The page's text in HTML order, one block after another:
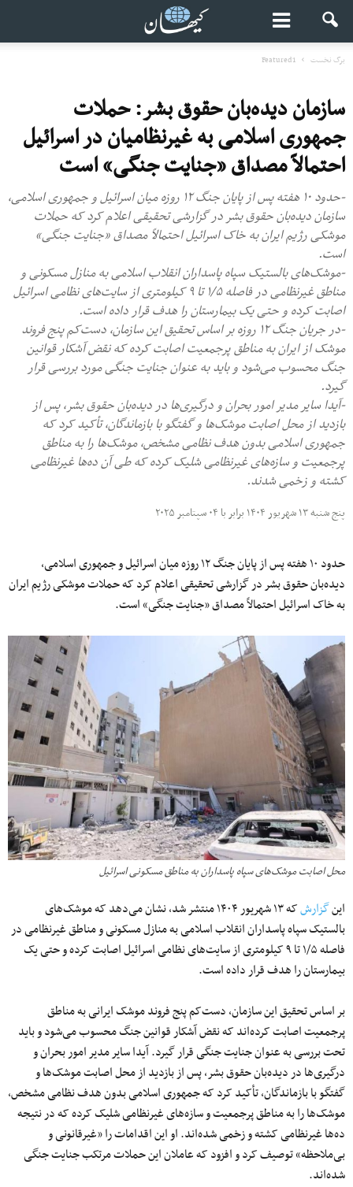
برگ نخست Featured1
سازمان دیده‌بان حقوق بشر: حملات
جمهوری اسلامی به غیرنظامیان در اسرائیل
احتمالاً مصداق «جنایت جنگی» است
-حدود ۱۰ هفته پس از پایان جنگ ۱۲ روزه میان اسرائیل و جمهوری اسلامی،
سازمان دیده‌بان حقوق بشر در گزارشی تحقیقی اعلام کرد که حملات
موشکی رژیم ایران به خاک اسرائیل احتمالاً مصداق «جنایت جنگی»
است.
-موشک‌های بالستیک سپاه پاسداران انقلاب اسلامی به منازل مسکونی و
مناطق غیرنظامی در فاصله ۱/۵ تا ۹ کیلومتری از سایت‌های نظامی اسرائیل
اصابت کرده و حتی یک بیمارستان را هدف قرار داده است.
-در جریان جنگ ۱۲ روزه بر اساس تحقیق این سازمان، دست‌کم پنج فروند
موشک از ایران به مناطق پرجمعیت اصابت کرده‌ که نقض آشکار قوانین
جنگ محسوب می‌شود و باید به عنوان جنایت جنگی مورد بررسی قرار
گیرد.
-آیدا سایر مدیر امور بحران و درگیری‌ها در دیده‌بان حقوق بشر، پس از
بازدید از محل اصابت موشک‌ها و گفتگو با بازماندگان، تأکید کرد که
جمهوری اسلامی بدون هدف نظامی مشخص، موشک‌ها را به مناطق
پرجمعیت و سازه‌های غیرنظامی شلیک کرده که طی آن ده‌ها غیرنظامی
کشته و زخمی شدند.
پنج شنبه ۱۳ شهریور ۱۴۰۴ برابر با ۰۴ سپتامبر ۲۰۲۵
حدود ۱۰ هفته پس از پایان جنگ ۱۲ روزه میان اسرائیل و جمهوری اسلامی،
دیده‌بان حقوق بشر در گزارشی تحقیقی اعلام کرد که حملات موشکی رژیم ایران
به خاک اسرائیل احتمالاً مصداق «جنایت جنگی» است.
محل اصابت موشک‌های سپاه پاسداران به مناطق مسکونی اسرائیل
اینگزارش
که ۱۳ شهریور ۱۴۰۴ منتشر شد، نشان می‌دهد که موشک‌های
بالستیک سپاه پاسداران انقلاب اسلامی به منازل مسکونی و مناطق غیرنظامی در
فاصله ۱/۵ تا ۹ کیلومتری از سایت‌های نظامی اسرائیل اصابت کرده و حتی یک
بیمارستان را هدف قرار داده است.
بر اساس تحقیق این سازمان، دست‌کم پنج فروند موشک ایرانی به مناطق
پرجمعیت اصابت کرده‌اند که نقض آشکار قوانین جنگ محسوب می‌شود و باید
تحت بررسی به عنوان جنایت جنگی قرار گیرد. آیدا سایر مدیر امور بحران و
درگیری‌ها در دیده‌بان حقوق بشر، پس از بازدید از محل اصابت موشک‌ها و
گفتگو با بازماندگان، تأکید کرد که جمهوری اسلامی بدون هدف نظامی مشخص،
موشک‌ها را به مناطق پرجمعیت و سازه‌های غیرنظامی شلیک کرده که در نتیجه
ده‌ها غیرنظامی کشته و زخمی شده‌اند. او این اقدامات را «غیرقانونی و
بی‌ملاحظه‌» توصیف کرد و افزود که عاملان این حملات مرتکب جنایت جنگی
شده‌اند.